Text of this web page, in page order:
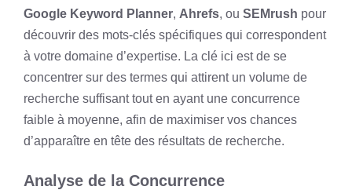
Google Keyword Planner, Ahrefs, ou SEMrush pour
découvrir des mots-clés spécifiques qui correspondent
à votre domaine d’expertise. La clé ici est de se
concentrer sur des termes qui attirent un volume de
recherche suffisant tout en ayant une concurrence
faible à moyenne, afin de maximiser vos chances
d’apparaître en tête des résultats de recherche.
Analyse de la Concurrence